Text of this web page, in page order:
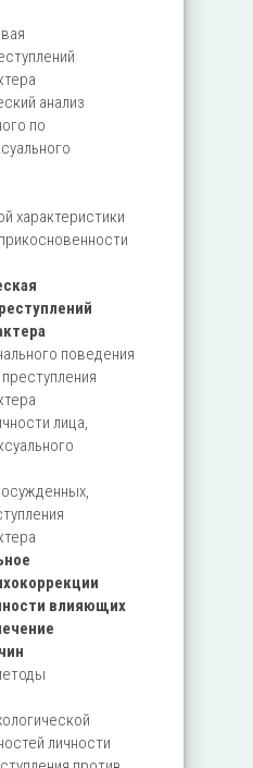
анализ
по
характеристики
поведения
лица,
влияющих
личности